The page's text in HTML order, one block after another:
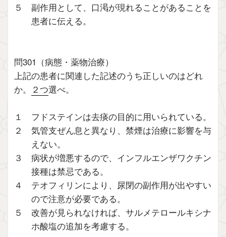
５ 副作用として、口渇が現れることがあることを
患者に伝える。
問301（病態・薬物治療）
上記の患者に関連した記述のうち正しいのはどれ
か。
２つ選べ。
１ フドステインは去痰の目的に用いられている。
２ 気管支ぜん息と異なり、禁煙は治療に影響を与
えない。
３ 病状が増悪するので、インフルエンザワクチン
接種は禁忌である。
４ テオフィリンにより、尿閉の副作用が出やすい
ので注意が必要である。
５ 改善が見られなければ、サルメテロールキシナ
ホ酸塩の追加を考慮する。